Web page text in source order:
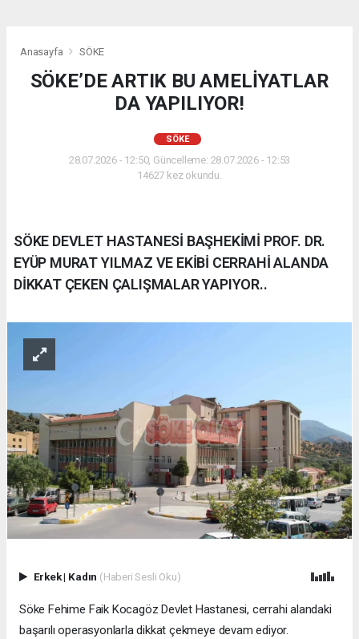
Anasayfa SÖKE
SÖKE’DE ARTIK BU AMELİYATLAR
DA YAPILIYOR!
SÖKE
28.07.2026 - 12:50, Güncelleme: 28.07.2026 - 12:53
14627 kez okundu.
SÖKE DEVLET HASTANESİ BAŞHEKİMİ PROF. DR.
EYÜP MURAT YILMAZ VE EKİBİ CERRAHİ ALANDA
DİKKAT ÇEKEN ÇALIŞMALAR YAPIYOR..
Erkek| Kadın (Haberi Sesli Oku)
Söke Fehime Faik Kocagöz Devlet Hastanesi, cerrahi alandaki
başarılı operasyonlarla dikkat çekmeye devam ediyor.